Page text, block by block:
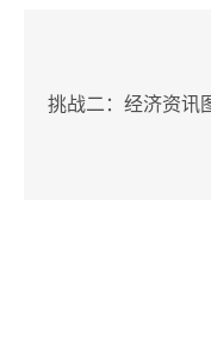
挑战二：经济资讯